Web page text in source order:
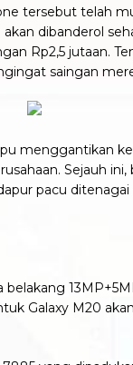
tersebut telah
dibanderol
Rp2,5 jutaan.
saingan
menggantikan
Sejauh
pacu
Galaxy M20